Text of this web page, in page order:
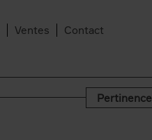
Ventes Contact
Pertinence